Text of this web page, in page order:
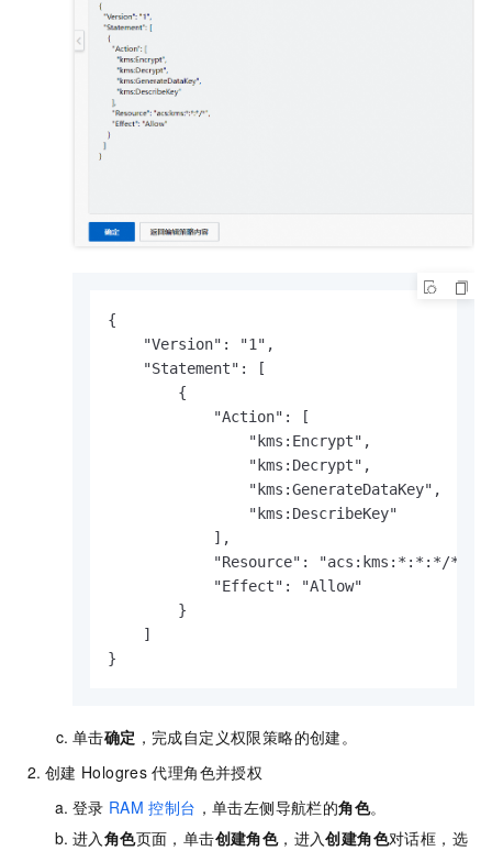
{
    "Version": "1",
    "Statement": [
        {
            "Action": [
                "kms:Encrypt",
                "kms:Decrypt",
                "kms:GenerateDataKey",
                "kms:DescribeKey"
            ],
            "Resource": "acs:kms:*:*:*/*",
            "Effect": "Allow"
        }
    ]
}
单击确定 ，完成自定义权限策略的创建。
创建 Hologres 代理角色并授权
登录 RAM 控制台 ，单击左侧导航栏的角色。
进入 角色页面，单击创建角色，进入创建角色对话框，选